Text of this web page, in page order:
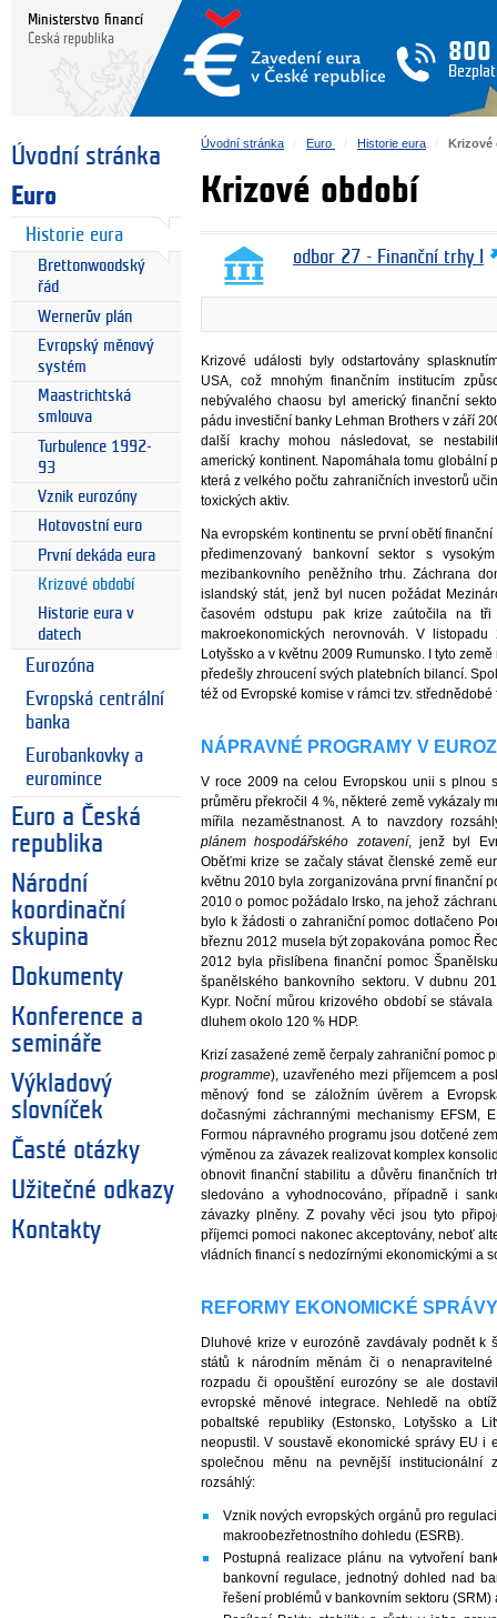
Ministerstvo financí
Česká republika
800
Úvodní stránka
Euro
Historie eura
Brettonwoodský
řád
Wernerův plán
Evropský měnový
systém
Maastrichtská
smlouva
Turbulence 1992-
93
Vznik eurozóny
Hotovostní euro
První dekáda eura
Krizové období
Historie eura v
datech
Eurozóna
Evropská centrální
banka
Eurobankovky a
euromince
Euro a Česká
republika
Národní
koordinační
skupina
Dokumenty
Konference a
semináře
Výkladový
slovníček
Časté otázky
Užitečné odkazy
Kontakty
Úvodní stránka Euro Historie eura Krizové
Krizové období
odbor 27 - Finanční trhy I
Krizové události byly odstartovány
USA, což mnohým finančním institucím
nebývalého chaosu byl americký finanční
pádu investiční banky Lehman Brothers v září
další krachy mohou následovat, se
americký kontinent. Napomáhala tomu globální
která z velkého počtu zahraničních investorů
toxických aktiv.
Na evropském kontinentu se první obětí
předimenzovaný bankovní sektor s
mezibankovního peněžního trhu. Záchrana
islandský stát, jenž byl nucen požádat
časovém odstupu pak krize zaútočila na
makroekonomických nerovnováh. V
Lotyšsko a v květnu 2009 Rumunsko. I tyto
předešly zhroucení svých platebních bilancí.
též od Evropské komise v rámci tzv.
NÁPRAVNÉ PROGRAMY V
V roce 2009 na celou Evropskou unii s plnou
průměru překročil 4 %, některé země vykázaly
mířila nezaměstnanost. A to navzdory
plánem hospodářského zotavení, jenž byl
Oběťmi krize se začaly stávat členské země
květnu 2010 byla zorganizována první finanční
2010 o pomoc požádalo Irsko, na jehož
bylo k žádosti o zahraniční pomoc dotlačeno
březnu 2012 musela být zopakována pomoc
2012 byla přislíbena finanční pomoc
španělského bankovního sektoru. V dubnu
Kypr. Noční můrou krizového období se
dluhem okolo 120 % HDP.
Krizí zasažené země čerpaly zahraniční pomoc
programme), uzavřeného mezi příjemcem a
měnový fond se záložním úvěrem a
dočasnými záchrannými mechanismy EFSM,
Formou nápravného programu jsou dotčené
výměnou za závazek realizovat komplex
obnovit finanční stabilitu a důvěru finančních
sledováno a vyhodnocováno, případně i
závazky plněny. Z povahy věci jsou tyto
příjemci pomoci nakonec akceptovány, neboť
vládních financí s nedozírnými ekonomickými a
REFORMY EKONOMICKÉ
Dluhové krize v eurozóně zavdávaly podnět k
států k národním měnám či o
rozpadu či opouštění eurozóny se ale
evropské měnové integrace. Nehledě na
pobaltské republiky (Estonsko, Lotyšsko a
neopustil. V soustavě ekonomické správy EU i
společnou měnu na pevnější institucionální
rozsáhlý:
Vznik nových evropských orgánů pro
makroobezřetnostního dohledu (ESRB).
Postupná realizace plánu na vytvoření
bankovní regulace, jednotný dohled nad
řešení problémů v bankovním sektoru